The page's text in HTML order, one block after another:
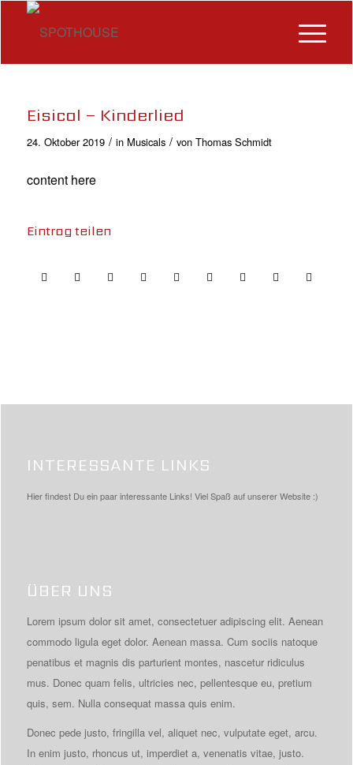
Eisical – Kinderlied
24. Oktober 2019 / in Musicals / vonThomas Schmidt
content here
Eintrag teilen
INTERESSANTE LINKS
Hier findest Du ein paar interessante Links! Viel Spaß auf unserer Website :)
ÜBER UNS
Lorem ipsum dolor sit amet, consectetuer adipiscing elit. Aenean
commodo ligula eget dolor. Aenean massa. Cum sociis natoque
penatibus et magnis dis parturient montes, nascetur ridiculus
mus. Donec quam felis, ultricies nec, pellentesque eu, pretium
quis, sem. Nulla consequat massa quis enim.
Donec pede justo, fringilla vel, aliquet nec, vulputate eget, arcu.
In enim justo, rhoncus ut, imperdiet a, venenatis vitae, justo.